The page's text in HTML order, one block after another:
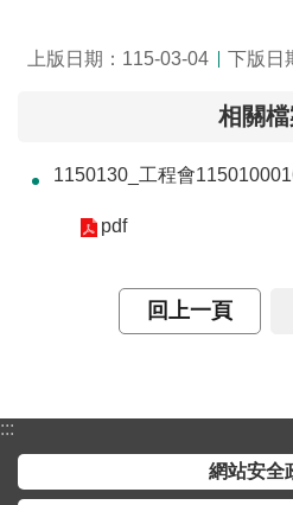
上版日期：115-03-04 下版日
相關
1150130_工程會
pdf
回上一頁
:::
網站安全